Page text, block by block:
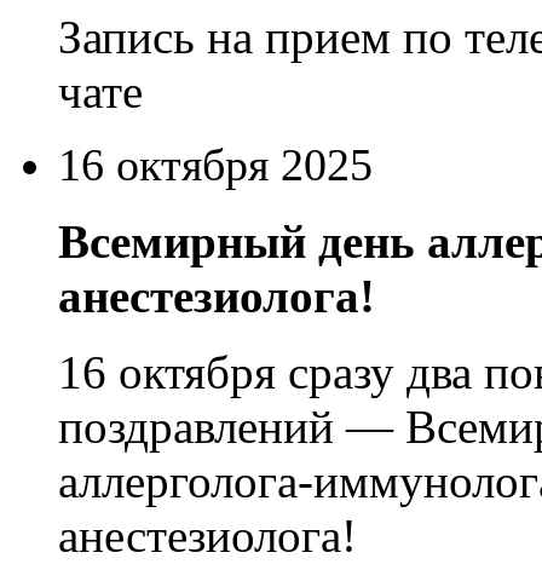
Запись на прием по
чате
16 октября 2025
Всемирный день
анестезиолога!
16 октября сразу два
поздравлений —
аллерголога-
анестезиолога!